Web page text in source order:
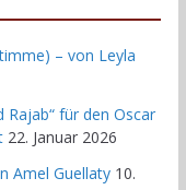
– von Leyla
Rajab“ für den Oscar
22. Januar 2026
Amel Guellaty 10.